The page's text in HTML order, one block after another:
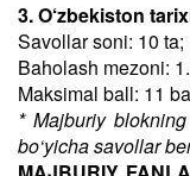
3. O‘zbekiston
Savollar soni: 10 ta;
Baholash mezoni:
Maksimal ball: 11
* Majburiy
bo‘yicha savollar